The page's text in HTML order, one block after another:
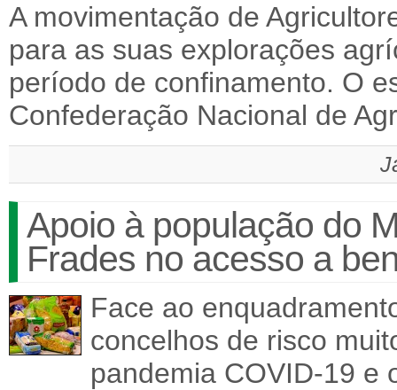
A movimentação de
para as suas explorações
período de confinamento. O
Confederação Nacional de
Apoio à população do
Frades no acesso a
Face ao
concelhos de risco
pandemia COVID-19 e